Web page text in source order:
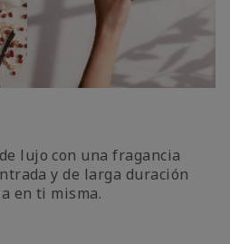
lujo con una fragancia
y de larga duración
en ti misma.